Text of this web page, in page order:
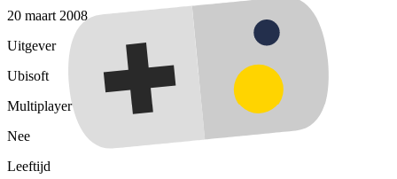
20 maart 2008
Uitgever
Ubisoft
Multiplayer
Nee
Leeftijd